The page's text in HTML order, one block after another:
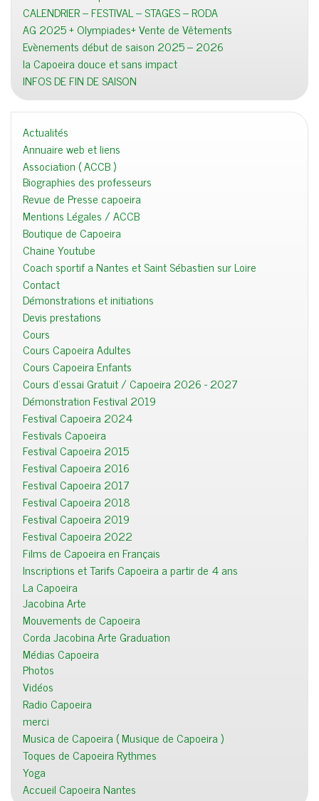
CALENDRIER – FESTIVAL – STAGES – RODA
AG 2025 + Olympiades+ Vente de Vêtements
Evènements début de saison 2025 – 2026
la Capoeira douce et sans impact
INFOS DE FIN DE SAISON
Actualités
Annuaire web et liens
Association ( ACCB )
Biographies des professeurs
Revue de Presse capoeira
Mentions Légales / ACCB
Boutique de Capoeira
Chaine Youtube
Coach sportif a Nantes et Saint Sébastien sur Loire
Contact
Démonstrations et initiations
Devis prestations
Cours
Cours Capoeira Adultes
Cours Capoeira Enfants
Cours d'essai Gratuit / Capoeira 2026 - 2027
Démonstration Festival 2019
Festival Capoeira 2024
Festivals Capoeira
Festival Capoeira 2015
Festival Capoeira 2016
Festival Capoeira 2017
Festival Capoeira 2018
Festival Capoeira 2019
Festival Capoeira 2022
Films de Capoeira en Français
Inscriptions et Tarifs Capoeira a partir de 4 ans
La Capoeira
Jacobina Arte
Mouvements de Capoeira
Corda Jacobina Arte Graduation
Médias Capoeira
Photos
Vidéos
Radio Capoeira
merci
Musica de Capoeira ( Musique de Capoeira )
Toques de Capoeira Rythmes
Yoga
Accueil Capoeira Nantes